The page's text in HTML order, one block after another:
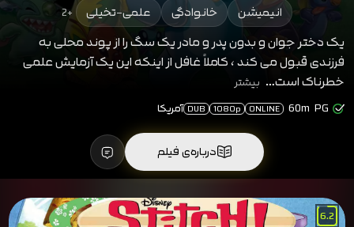
انیمیشن خانوادگی علمی-تخیلی +2
یک دختر جوان و بدون پدر و مادر یک سگ را از پوند محلی به
فرزندی قبول می کند ، کاملاً غافل از اینکه این یک آزمایش علمی
خطرناک است… بیشتر
PG
60m
ONLINE
1080p
DUB آمریکا
درباره‌ی فیلم
6.2